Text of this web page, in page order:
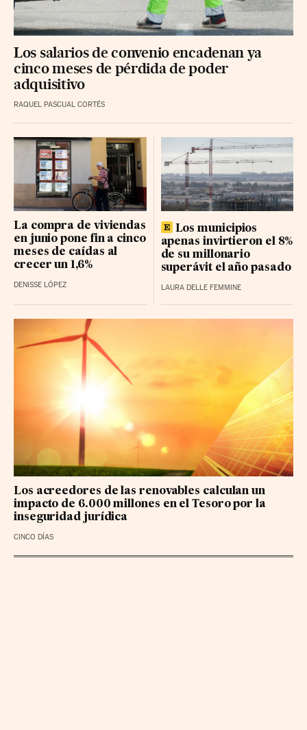
Los salarios de convenio encadenan ya
cinco meses de pérdida de poder
adquisitivo
RAQUEL PASCUAL CORTÉS
La compra de viviendas
en junio pone fin a cinco
meses de caídas al
crecer un 1,6%
DENISSE LÓPEZ
Los municipios
apenas invirtieron el 8%
de su millonario
superávit el año pasado
LAURA DELLE FEMMINE
Los acreedores de las renovables calculan un
impacto de 6.000 millones en el Tesoro por la
inseguridad jurídica
CINCO DÍAS